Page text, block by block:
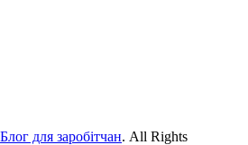
Блог для заробітчан. All Rights